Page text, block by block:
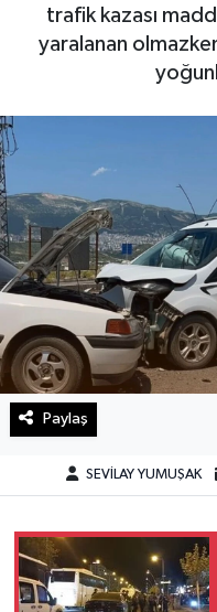
trafik kazası
yaralanan
Paylaş
SEVİLAY YUMUŞAK
Haberde İnsan
Manşet Altı
Manşetler
Resmi İlan
Sağlık
Spor
Teknoloji
Yaşam